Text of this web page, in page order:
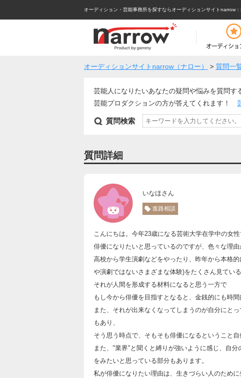
オーディション・芸能事務所を探すならオーディションサイトnarrow
オーディションサイトnarrow（ナロー） > 質問一
芸能人になりたいあなたの疑問や悩みを質問す
芸能プロダクションの方が答えてくれます！
質問検索
質問詳細
いなほさん
進路相談
こんにちは。今年23歳になる芸術大学在学中の女性
俳優になりたいと思っているのですが、色々な理由
高校から学生演劇などをやったり、昨年から本格
や演劇ではないさまざまな体験)をたくさん見ている
それが人間を形成する材料になると思う一方で
もし今から俳優を目指すとなると、金銭的にも時
また、それが出来なくなってしまうのが自分にと
もあり、
そう思う時点で、そもそも俳優になるということ
また、"業界"と聞くと縛りが強いように感じ、自
をみたいと思っている部分もあります。
私が俳優になりたい理由は、生きづらい人のため